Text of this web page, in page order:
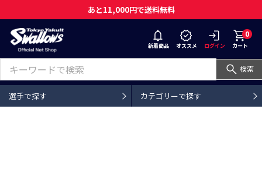
あと11,000円で送料無料
新着商品 オススメ ログイン
0
カート
検索
選手で探す カテゴリーで探す